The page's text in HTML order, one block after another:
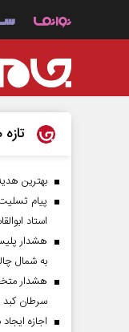
بهترین
پیام
استاد
هشدار
به شمال
هشدار
سرطان کبد
اجازه